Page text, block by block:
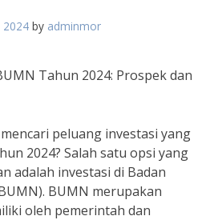
2024 by adminmor
Tahun 2024: Prospek dan
peluang investasi yang
2024? Salah satu opsi yang
adalah investasi di Badan
BUMN merupakan
oleh pemerintah dan